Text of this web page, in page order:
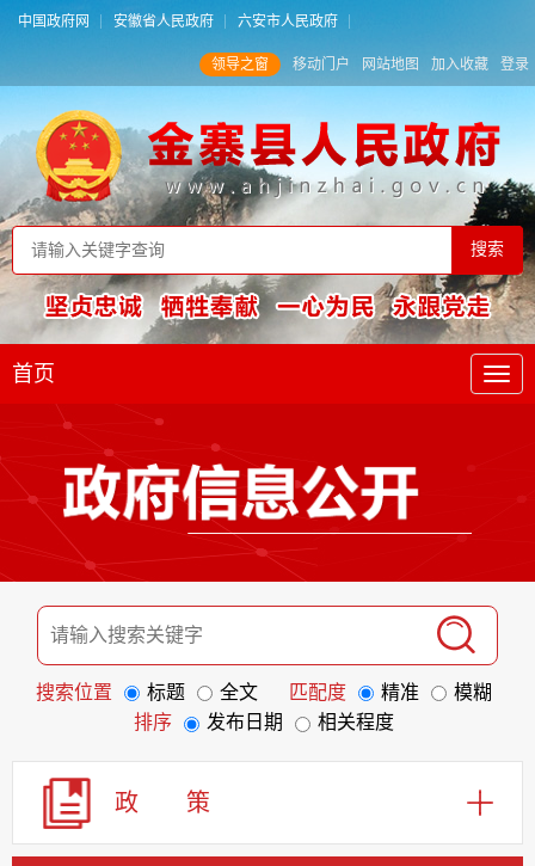
中国政府网 安徽省人民政府 六安市人民政府
领导之窗 移动门户 网站地图 加入收藏 登录
首页
搜索位置 标题 全文 匹配度 精准
模糊
排序
发布日期 相关程度
政 策